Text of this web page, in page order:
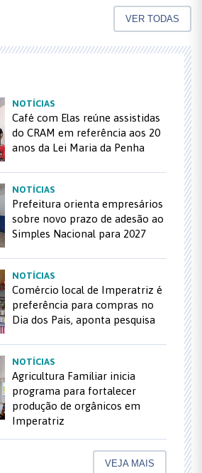
VER TODAS
NOTÍCIAS
Café com Elas reúne assistidas
do CRAM em referência aos 20
anos da Lei Maria da Penha
NOTÍCIAS
Prefeitura orienta empresários
sobre novo prazo de adesão ao
Simples Nacional para 2027
NOTÍCIAS
Comércio local de Imperatriz é
preferência para compras no
Dia dos Pais, aponta pesquisa
NOTÍCIAS
Agricultura Familiar inicia
programa para fortalecer
produção de orgânicos em
Imperatriz
VEJA MAIS